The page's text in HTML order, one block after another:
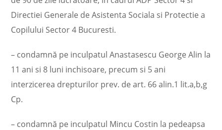
Directiei Generale de Asistenta Sociala si Protectie a
Copilului Sector 4 Bucuresti.
– condamnă pe inculpatul Anastasescu George Alin la
11 ani si 8 luni inchisoare, precum si 5 ani
interzicerea drepturilor prev. de art. 66 alin.1 lit.a,b,g
Cp.
– condamnă pe inculpatul Mincu Costin la pedeapsa